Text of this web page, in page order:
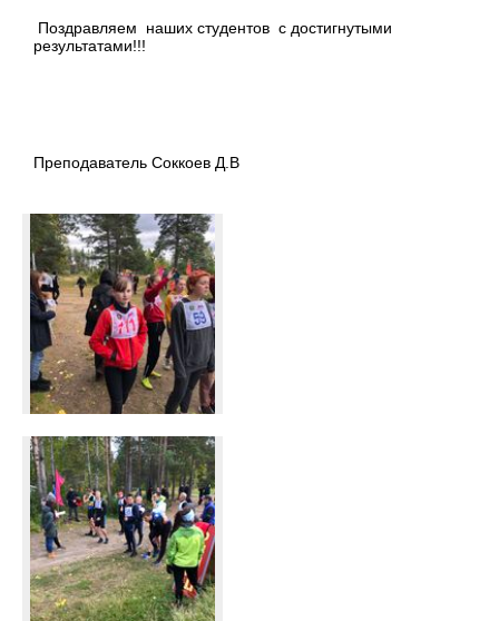
Поздравляем наших студентов с достигнутыми
результатами!!!
Преподаватель Соккоев Д.В